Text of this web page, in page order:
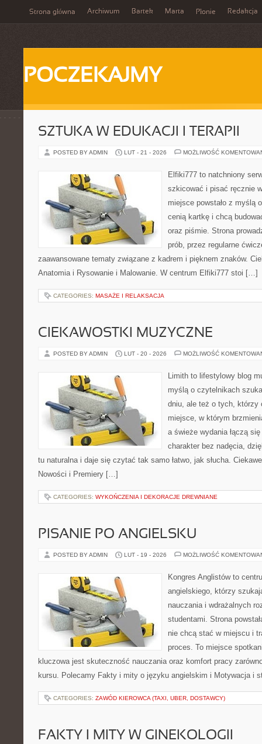
Strona główna Archiwum Bartek Marta Płonie Redakcja
POCZEKAJMY
SZTUKA W EDUKACJI I TERAPII
POSTED BY ADMIN LUT - 21 - 2026 MOŻLIWOŚĆ
Elfiki777 to natchniony
szkicować i pisać ręcznie
miejsce powstało z myślą
cenią kartkę i chcą
oraz piśmie. Strona
prób, przez regularne
zaawansowane tematy związane z kadrem i pięknem znaków.
Anatomia i Rysowanie i Malowanie. W centrum Elfiki777 stoi […]
CATEGORIES: MASAŻE I RELAKSACJA
CIEKAWOSTKI MUZYCZNE
POSTED BY ADMIN LUT - 20 - 2026 MOŻLIWOŚĆ
Limith to lifestylowy blog
myślą o czytelnikach
dniu, ale też o tych, którzy
miejsce, w którym
a świeże wydania łączą
charakter bez nadęcia,
tu naturalna i daje się czytać tak samo łatwo, jak słucha.
Nowości i Premiery […]
CATEGORIES: WYKOŃCZENIA I DEKORACJE DREWNIANE
PISANIE PO ANGIELSKU
POSTED BY ADMIN LUT - 19 - 2026 MOŻLIWOŚĆ
Kongres Anglistów to
angielskiego, którzy
nauczania i wdrażalnych
studentami. Strona
nie chcą stać w miejscu i
proces. To miejsce
kluczowa jest skuteczność nauczania oraz komfort pracy
kursu. Polecamy Fakty i mity o języku angielskim i Motywacja i
CATEGORIES: ZAWÓD KIEROWCA (TAXI, UBER, DOSTAWCY)
FAKTY I MITY W GINEKOLOGII